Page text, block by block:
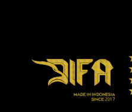
pertunangannya.
Lopez, 49 tahun, diketahui
Rodriguez, 43 tahun, Februari